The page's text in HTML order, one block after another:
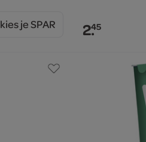
kies je SPAR 2.45